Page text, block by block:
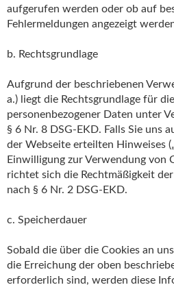
aufgerufen werden oder ob auf
Fehlermeldungen angezeigt
b. Rechtsgrundlage
Aufgrund der beschriebenen
a.) liegt die Rechtsgrundlage für
personenbezogener Daten unter
§ 6 Nr. 8 DSG-EKD. Falls Sie uns
der Webseite erteilten Hinweises
Einwilligung zur Verwendung von
richtet sich die Rechtmäßigkeit
nach § 6 Nr. 2 DSG-EKD.
c. Speicherdauer
Sobald die über die Cookies an
die Erreichung der oben
erforderlich sind, werden diese